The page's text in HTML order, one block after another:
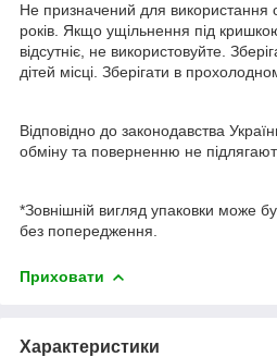
Не призначений для
років. Якщо ущільнення під
відсутніє, не використовуйте.
дітей місці. Зберігати в
Відповідно до законодавства
обміну та поверненню не
*Зовнішній вигляд упаковки може
без попередження.
Приховати
Характеристики